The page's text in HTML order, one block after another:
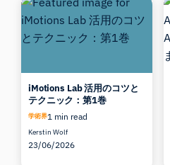
iMotions Lab 活用のコツと
テクニック：第1巻
学術界1 min read
Kerstin Wolf
23/06/2026